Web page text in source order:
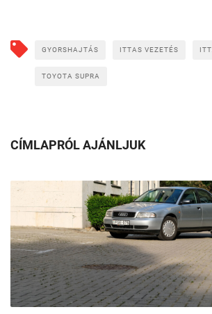
GYORSHAJTÁS ITTAS VEZETÉS
TOYOTA SUPRA
CÍMLAPRÓL AJÁNLJUK